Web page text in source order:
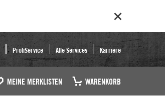
ProfiService Alle Services Karriere
MEINE MERKLISTEN WARENKORB